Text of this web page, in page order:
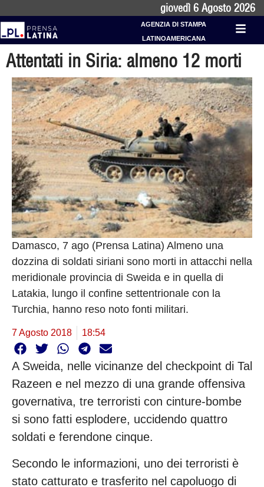
giovedì 6 Agosto 2026
AGENZIA DI STAMPA
LATINOAMERICANA
Attentati in Siria: almeno 12 morti
Damasco, 7 ago (Prensa Latina) Almeno una
dozzina di soldati siriani sono morti in attacchi nella
meridionale provincia di Sweida e in quella di
Latakia, lungo il confine settentrionale con la
Turchia, hanno reso noto fonti militari.
7 Agosto 2018 18:54
A Sweida, nelle vicinanze del checkpoint di Tal
Razeen e nel mezzo di una grande offensiva
governativa, tre terroristi con cinture-bombe
si sono fatti esplodere, uccidendo quattro
soldati e ferendone cinque.
Secondo le informazioni, uno dei terroristi è
stato catturato e trasferito nel capoluogo di